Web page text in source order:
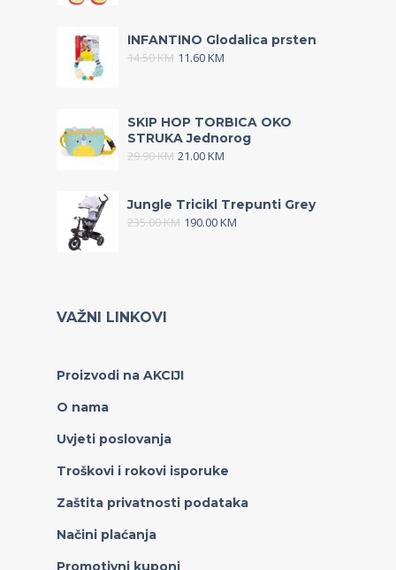
INFANTINO Glodalica prsten
14.50KM 11.60KM
SKIP HOP TORBICA OKO
STRUKA Jednorog
29.90KM 21.00KM
Jungle Tricikl Trepunti Grey
235.00KM 190.00KM
VAŽNI LINKOVI
Proizvodi na AKCIJI
O nama
Uvjeti poslovanja
Troškovi i rokovi isporuke
Zaštita privatnosti podataka
Načini plaćanja
Promotivni kuponi